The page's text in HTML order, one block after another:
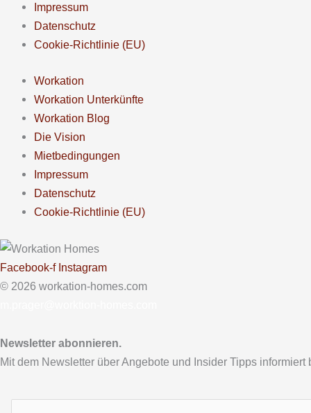
Impressum
Datenschutz
Cookie-Richtlinie (EU)
Workation
Workation Unterkünfte
Workation Blog
Die Vision
Mietbedingungen
Impressum
Datenschutz
Cookie-Richtlinie (EU)
Facebook-f Instagram
© 2026 workation-homes.com
Newsletter abonnieren.
Mit dem Newsletter über Angebote und Insider Tipps informiert